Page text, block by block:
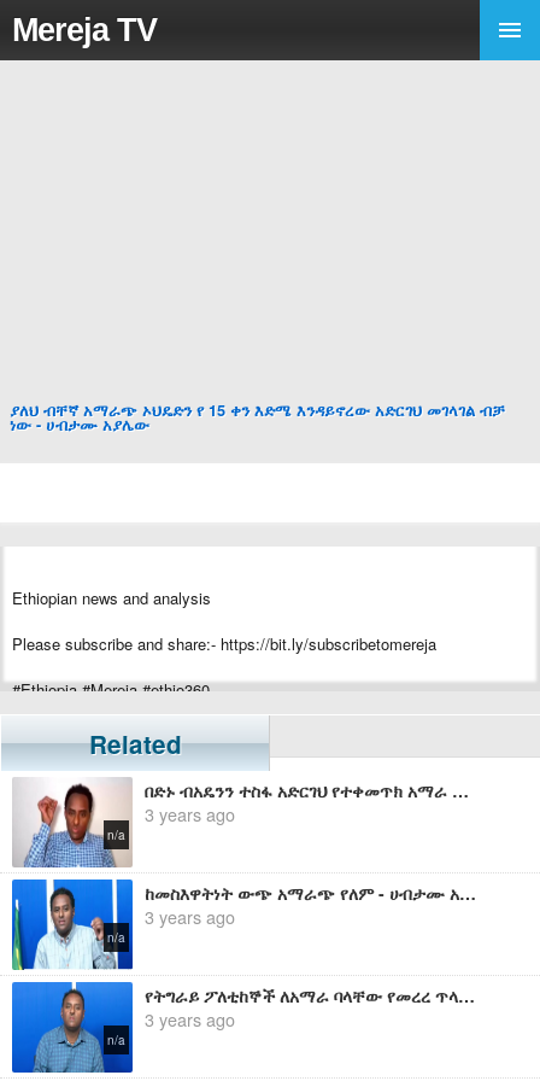
Mereja TV
ያለህ ብቸኛ አማራጭ ኦህዴድን የ 15 ቀን እድሜ እንዳይኖረው አድርገህ መገላገል ብቻ
ነው - ሀብታሙ አያሌው
Ethiopian news and analysis
Please subscribe and share:- https://bit.ly/subscribetomereja
#Ethiopia #Mereja #ethio360
Related
n/a
በድኑ ብአዴንን ተስፋ አድርገህ የተቀመጥክ አማራ ሆይ ኦህዴድ ሊበላህ በየበኤትህ ሊመጣ እየተዘጋጀ ነው እና ተዘጋጅ - ሀብታሙ አያሌው
3 years ago
n/a
ከመስእዋትነት ውጭ አማራጭ የለም - ሀብታሙ አያሌው
3 years ago
n/a
የትግራይ ፖለቲከኞች ለአማራ ባላቸው የመረረ ጥላቻ ምክንያት የሰላም አማራጭ ገመዶች ሁሉ እየተበጣጠሱ ነው - ሀብታሙ አያሌው
3 years ago